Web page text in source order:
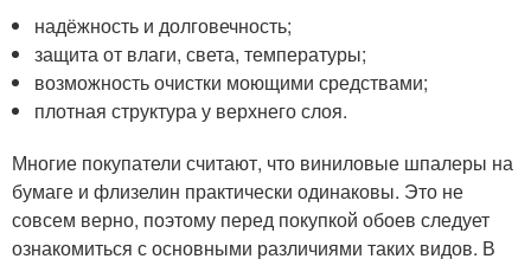
надёжность и долговечность;
защита от влаги, света, температуры;
возможность очистки моющими средствами;
плотная структура у верхнего слоя.
Многие покупатели считают, что виниловые шпалеры на
бумаге и флизелин практически одинаковы. Это не
совсем верно, поэтому перед покупкой обоев следует
ознакомиться с основными различиями таких видов. В